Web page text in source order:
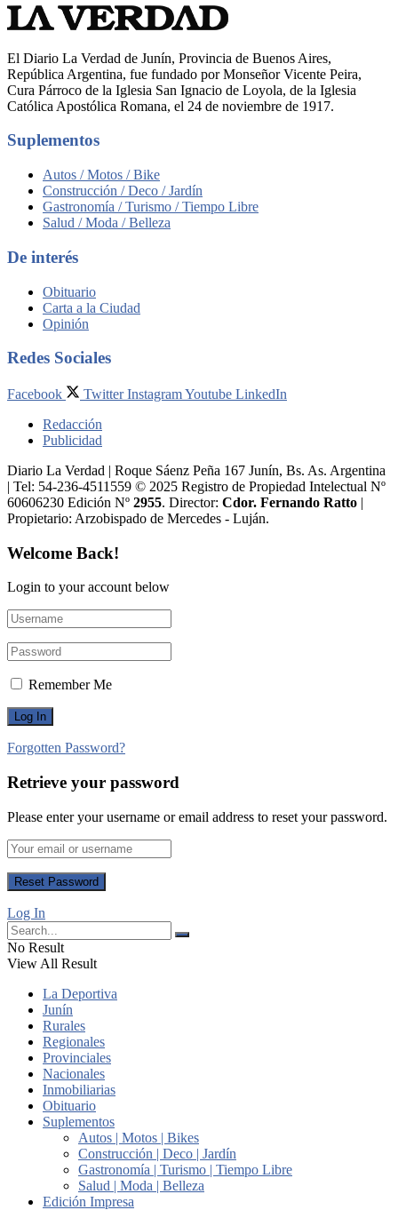
El Diario La Verdad de Junín, Provincia de Buenos Aires,
República Argentina, fue fundado por Monseñor Vicente Peira,
Cura Párroco de la Iglesia San Ignacio de Loyola, de la Iglesia
Católica Apostólica Romana, el 24 de noviembre de 1917.
Suplementos
Autos / Motos / Bike
Construcción / Deco / Jardín
Gastronomía / Turismo / Tiempo Libre
Salud / Moda / Belleza
De interés
Obituario
Carta a la Ciudad
Opinión
Redes Sociales
Facebook Twitter InstagramYoutube LinkedIn
Redacción
Publicidad
Diario La Verdad | Roque Sáenz Peña 167 Junín, Bs. As. Argentina
| Tel: 54-236-4511559 © 2025 Registro de Propiedad Intelectual Nº
60606230 Edición Nº 2955. Director:​ Cdor. Fernando Ratto |
Propietario:​ Arzobispado de Mercedes - Luján.
Welcome Back!
Login to your account below
Remember Me
Forgotten Password?
Retrieve your password
Please enter your username or email address to reset your password.
Log In
No Result
View All Result
La Deportiva
Junín
Rurales
Regionales
Provinciales
Nacionales
Inmobiliarias
Obituario
Suplementos
Autos | Motos | Bikes
Construcción | Deco | Jardín
Gastronomía | Turismo | Tiempo Libre
Salud | Moda | Belleza
Edición Impresa